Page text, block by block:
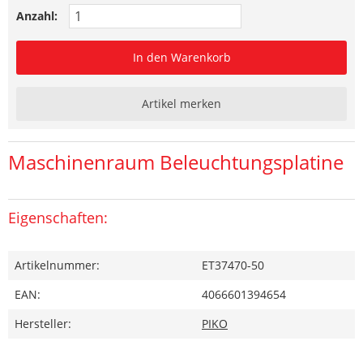
Anzahl:
In den Warenkorb
Artikel merken
Maschinenraum Beleuchtungsplatine
Eigenschaften:
Artikelnummer:
ET37470-50
EAN:
4066601394654
Hersteller:
PIKO